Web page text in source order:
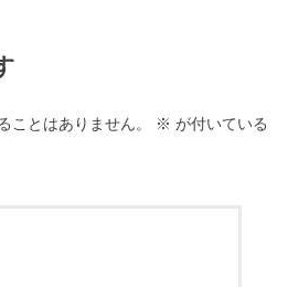
ことはありません。 ※ が付いている